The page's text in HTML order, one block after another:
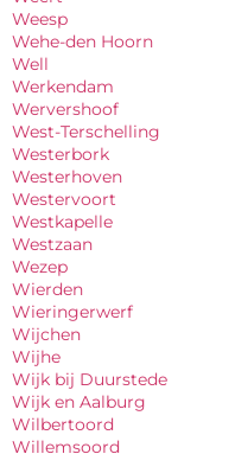
Weesp
Wehe-den Hoorn
Well
Werkendam
Wervershoof
West-Terschelling
Westerbork
Westerhoven
Westervoort
Westkapelle
Westzaan
Wezep
Wierden
Wieringerwerf
Wijchen
Wijhe
Wijk bij Duurstede
Wijk en Aalburg
Wilbertoord
Willemsoord